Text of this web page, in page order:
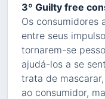
3º Guilty free
Os consumidores
entre seus
tornarem-se
ajudá-los a se
trata de
ao consumidor,